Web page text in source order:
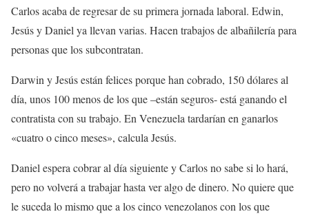
Carlos acaba de regresar de su primera jornada laboral. Edwin,
Jesús y Daniel ya llevan varias. Hacen trabajos de albañilería para
personas que los subcontratan.
Darwin y Jesús están felices porque han cobrado, 150 dólares al
día, unos 100 menos de los que –están seguros- está ganando el
contratista con su trabajo. En Venezuela tardarían en ganarlos
«cuatro o cinco meses», calcula Jesús.
Daniel espera cobrar al día siguiente y Carlos no sabe si lo hará,
pero no volverá a trabajar hasta ver algo de dinero. No quiere que
le suceda lo mismo que a los cinco venezolanos con los que